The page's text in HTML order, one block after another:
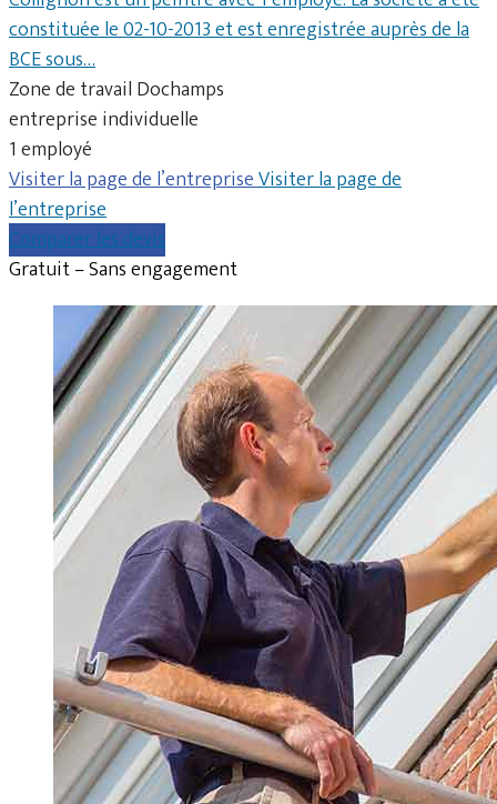
constituée le 02-10-2013 et est enregistrée auprès de la
BCE sous…
Zone de travail Dochamps
entreprise individuelle
1 employé
Visiter la page de l’entrepriseVisiter la page de
l’entreprise
Comparer les devis
Gratuit – Sans engagement